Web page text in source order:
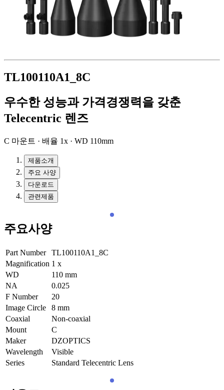
TL100110A1_8C
우수한 성능과 가격경쟁력을 갖춘
Telecentric 렌즈
C 마운트 · 배율 1x · WD 110mm
제품소개
주요 사양
다운로드
관련제품
주요사양
Part Number
TL100110A1_8C
Magnification 1 x
WD
110 mm
NA
0.025
F Number
20
Image Circle
8 mm
Coaxial
Non-coaxial
Mount
C
Maker
DZOPTICS
Wavelength
Visible
Series
Standard Telecentric Lens